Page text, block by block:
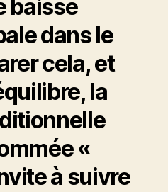
baisse
dans le
cela, et
la
«
à suivre